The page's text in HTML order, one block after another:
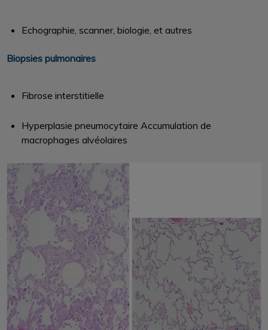
Echographie, scanner, biologie, et autres
Biopsies pulmonaires
Fibrose interstitielle
Hyperplasie pneumocytaire Accumulation de
macrophages alvéolaires